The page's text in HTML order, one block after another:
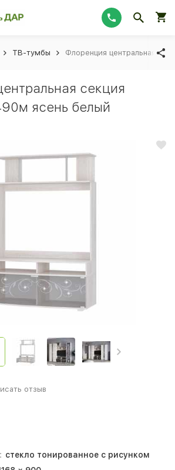
ТВ-тумбы Флоренция центральная
секция
ясень белый
отзыв
стекло тонированное с рисунком